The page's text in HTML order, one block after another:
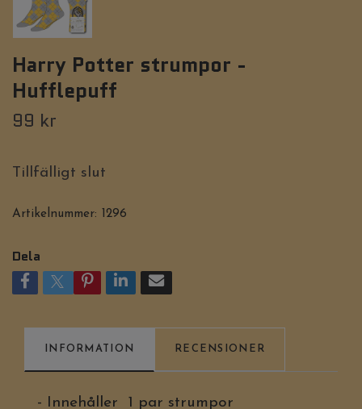
Harry Potter strumpor -
Hufflepuff
99 kr
Tillfälligt slut
Artikelnummer: 1296
Dela
INFORMATION RECENSIONER
- Innehåller 1 par strumpor